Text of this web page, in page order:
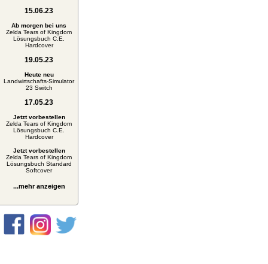
15.06.23
Ab morgen bei uns
Zelda Tears of Kingdom
Lösungsbuch C.E.
Hardcover
19.05.23
Heute neu
Landwirtschafts-Simulator
23 Switch
17.05.23
Jetzt vorbestellen
Zelda Tears of Kingdom
Lösungsbuch C.E.
Hardcover
Jetzt vorbestellen
Zelda Tears of Kingdom
Lösungsbuch Standard
Softcover
...mehr anzeigen